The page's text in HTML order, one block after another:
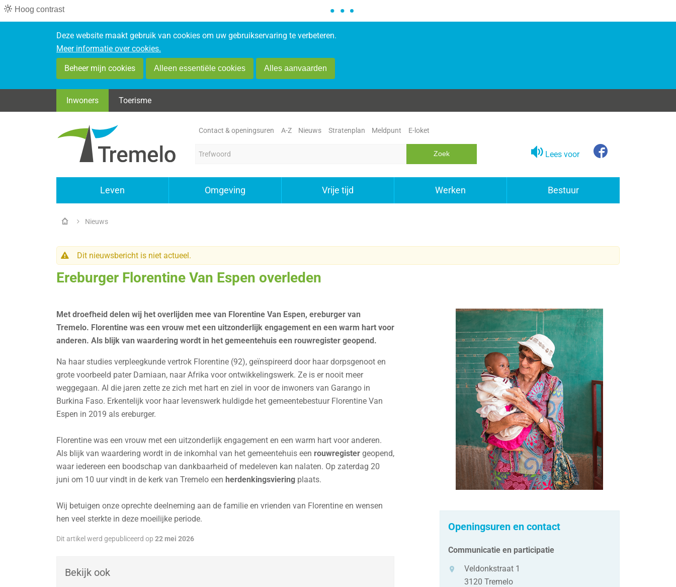
Hoog contrast
Deze website maakt gebruik van cookies om uw gebruikservaring te verbeteren.
Meer informatie over cookies.
Beheer mijn cookies Alleen essentiële cookies Alles aanvaarden
Inwoners Toerisme
Contact & openingsuren A-Z Nieuws Stratenplan Meldpunt E-loket
Lees voor
Leven Omgeving Vrije tijd Werken Bestuur
Nieuws
Dit nieuwsbericht is niet actueel.
Ereburger Florentine Van Espen overleden
Met droefheid delen wij het overlijden mee van Florentine Van Espen, ereburger van
Tremelo. Florentine was een vrouw met een uitzonderlijk engagement en een warm hart voor
anderen. Als blijk van waardering wordt in het gemeentehuis een rouwregister geopend.
Na haar studies verpleegkunde vertrok Florentine (92), geïnspireerd door haar dorpsgenoot en
grote voorbeeld pater Damiaan, naar Afrika voor ontwikkelingswerk. Ze is er nooit meer
weggegaan. Al die jaren zette ze zich met hart en ziel in voor de inwoners van Garango in
Burkina Faso. Erkentelijk voor haar levenswerk huldigde het gemeentebestuur Florentine Van
Espen in 2019 als ereburger.
Florentine was een vrouw met een uitzonderlijk engagement en een warm hart voor anderen.
Als blijk van waardering wordt in de inkomhal van het gemeentehuis een rouwregistergeopend,
waar iedereen een boodschap van dankbaarheid of medeleven kan nalaten. Op zaterdag 20
juni om 10 uur vindt in de kerk van Tremelo een herdenkingsvieringplaats.
Wij betuigen onze oprechte deelneming aan de familie en vrienden van Florentine en wensen
hen veel sterkte in deze moeilijke periode.
Dit artikel werd gepubliceerd op 22 mei 2026
Bekijk ook
Openingsuren en contact
Communicatie en participatie
adresVeldonkstraat 1
3120 Tremelo